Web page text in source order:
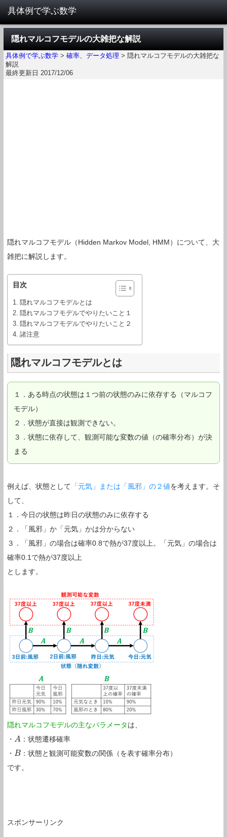
隠れマルコフモデルの大雑把な解説
具体例で学ぶ数学 > 確率、データ処理 > 隠れマルコフモデルの大雑把な
解説
最終更新日 2017/12/06
隠れマルコフモデル（Hidden Markov Model, HMM）について、大
雑把に解説します。
目次
隠れマルコフモデルとは
隠れマルコフモデルでやりたいこと１
隠れマルコフモデルでやりたいこと２
諸注意
隠れマルコフモデルとは
１．ある時点の状態は１つ前の状態のみに依存する（マルコフ
モデル）
２．状態が直接は観測できない。
３．状態に依存して、観測可能な変数の値（の確率分布）が決
まる
例えば、状態として 「元気」または「風邪」の２値を考えます。そ
して、
１．今日の状態は昨日の状態のみに依存する
２．「風邪」か「元気」かは分からない
３．「風邪」の場合は確率0.8で熱が37度以上。「元気」の場合は
確率0.1で熱が37度以上
とします。
隠れマルコフモデルの主なパラメータは、
・ A
A
：状態遷移確率
・ B
B
：状態と観測可能変数の関係（を表す確率分布）
です。
スポンサーリンク